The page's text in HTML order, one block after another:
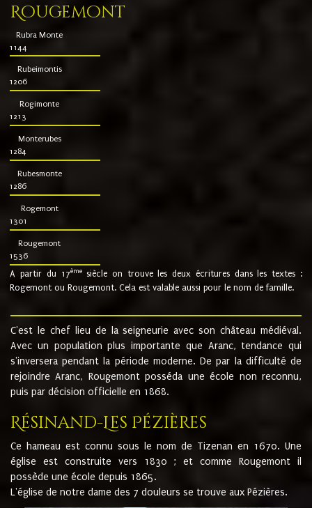
Rougemont
Rubra Monte
1144
Rubeimontis
1206
Rogimonte
1213
Monterubes
1284
Rubesmonte
1286
Rogemont
1301
Rougemont
1536
A partir du 17ème siècle on trouve les deux écritures dans les textes :
Rogemont ou Rougemont. Cela est valable aussi pour le nom de famille.
C'est le chef lieu de la seigneurie avec son château médiéval.
Avec un population plus importante que Aranc, tendance qui
s'inversera pendant la période moderne. De par la difficulté de
rejoindre Aranc, Rougemont posséda une école non reconnu,
puis par décision officielle en 1868.
Résinand-Les Pézières
Ce hameau est connu sous le nom de Tizenan en 1670. Une
église est construite vers 1830 ; et comme Rougemont il
possède une école depuis 1865.
L'église de notre dame des 7 douleurs se trouve aux Pézières.